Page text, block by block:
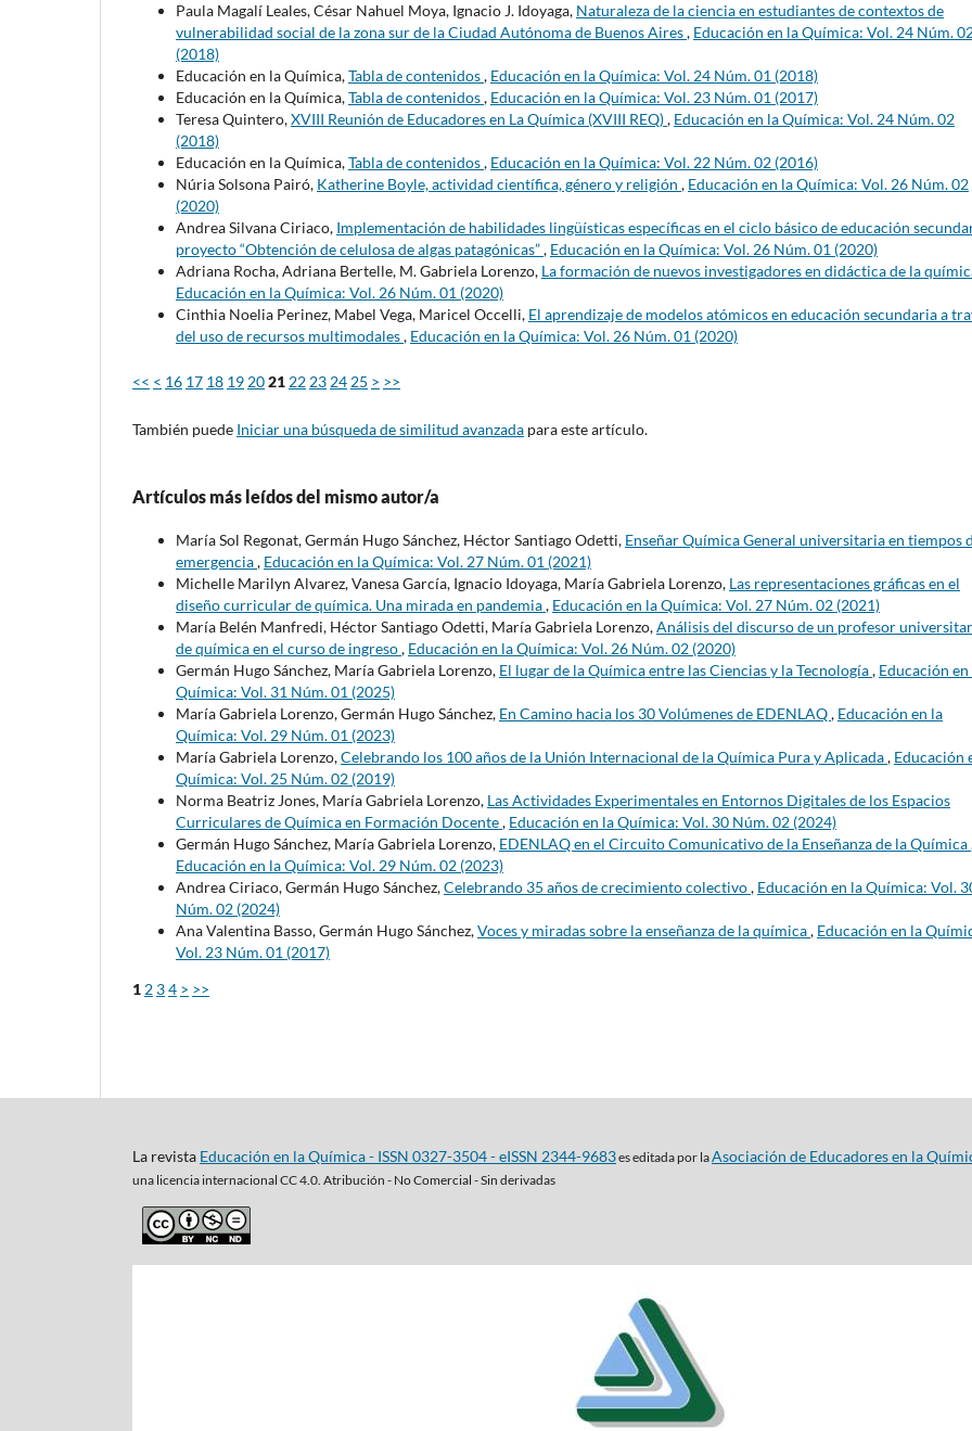
Paula Magalí Leales, César Nahuel Moya, Ignacio J. Idoyaga, Naturaleza de la ciencia en estudiantes de contextos de
vulnerabilidad social de la zona sur de la Ciudad Autónoma de Buenos Aires, Educación en la Química: Vol. 24 Núm.
(2018)
Educación en la Química,Tabla de contenidos, Educación en la Química: Vol. 24 Núm. 01 (2018)
Educación en la Química,Tabla de contenidos, Educación en la Química: Vol. 23 Núm. 01 (2017)
Teresa Quintero,XVIII Reunión de Educadores en La Química (XVIII REQ), Educación en la Química: Vol. 24 Núm. 02
(2018)
Educación en la Química,Tabla de contenidos, Educación en la Química: Vol. 22 Núm. 02 (2016)
Núria Solsona Pairó, Katherine Boyle, actividad científica, género y religión , Educación en la Química: Vol. 26 Núm. 02
(2020)
Andrea Silvana Ciriaco, Implementación de habilidades lingüísticas específicas en el ciclo básico de educación
proyecto “Obtención de celulosa de algas patagónicas”, Educación en la Química: Vol. 26 Núm. 01 (2020)
Adriana Rocha, Adriana Bertelle, M. Gabriela Lorenzo, La formación de nuevos investigadores en didáctica de la
Educación en la Química: Vol. 26 Núm. 01 (2020)
Cinthia Noelia Perinez, Mabel Vega, Maricel Occelli, El aprendizaje de modelos atómicos en educación secundaria a
del uso de recursos multimodales, Educación en la Química: Vol. 26 Núm. 01 (2020)
<< < 16 17 18 19 2021 22 23 24 25 > >>
También puede Iniciar una búsqueda de similitud avanzada para este artículo.
Artículos más leídos del mismo autor/a
María Sol Regonat, Germán Hugo Sánchez, Héctor Santiago Odetti, Enseñar Química General universitaria en tiempos
emergencia, Educación en la Química: Vol. 27 Núm. 01 (2021)
Michelle Marilyn Alvarez, Vanesa García, Ignacio Idoyaga, María Gabriela Lorenzo, Las representaciones gráficas en el
diseño curricular de química. Una mirada en pandemia, Educación en la Química: Vol. 27 Núm. 02 (2021)
María Belén Manfredi, Héctor Santiago Odetti, María Gabriela Lorenzo,Análisis del discurso de un profesor
de química en el curso de ingreso, Educación en la Química: Vol. 26 Núm. 02 (2020)
Germán Hugo Sánchez, María Gabriela Lorenzo, El lugar de la Química entre las Ciencias y la Tecnología, Educación en
Química: Vol. 31 Núm. 01 (2025)
María Gabriela Lorenzo, Germán Hugo Sánchez, En Camino hacia los 30 Volúmenes de EDENLAQ, Educación en la
Química: Vol. 29 Núm. 01 (2023)
María Gabriela Lorenzo,Celebrando los 100 años de la Unión Internacional de la Química Pura y Aplicada, Educación
Química: Vol. 25 Núm. 02 (2019)
Norma Beatriz Jones, María Gabriela Lorenzo, Las Actividades Experimentales en Entornos Digitales de los Espacios
Curriculares de Química en Formación Docente, Educación en la Química: Vol. 30 Núm. 02 (2024)
Germán Hugo Sánchez, María Gabriela Lorenzo, EDENLAQ en el Circuito Comunicativo de la Enseñanza de la Química
Educación en la Química: Vol. 29 Núm. 02 (2023)
Andrea Ciriaco, Germán Hugo Sánchez,Celebrando 35 años de crecimiento colectivo, Educación en la Química: Vol.
Núm. 02 (2024)
Ana Valentina Basso, Germán Hugo Sánchez,Voces y miradas sobre la enseñanza de la química, Educación en la
Vol. 23 Núm. 01 (2017)
1 2 34 > >>
La revista Educación en la Química - ISSN 0327-3504 - eISSN 2344-9683es editada por laAsociación de Educadores en la
una licencia internacional CC 4.0. Atribución - No Comercial - Sin derivadas